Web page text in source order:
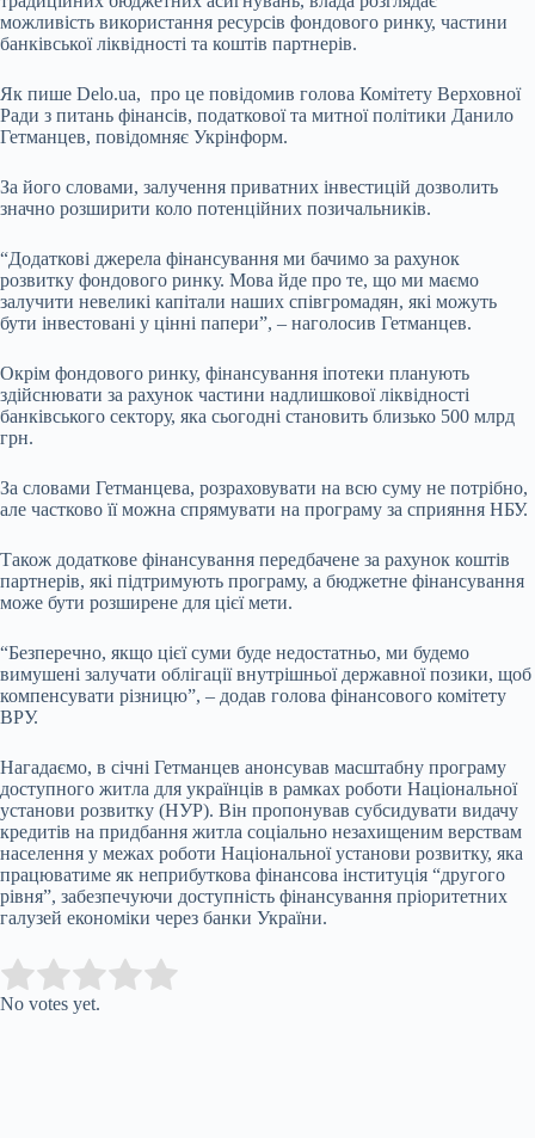
можливість використання ресурсів фондового ринку, частини
банківської ліквідності та коштів партнерів.
Як пише Delo.ua, про це повідомив голова Комітету Верховної
Ради з питань фінансів, податкової та митної політики Данило
Гетманцев, повідомняє Укрінформ.
За його словами, залучення приватних інвестицій дозволить
значно розширити коло потенційних позичальників.
“Додаткові джерела фінансування ми бачимо за рахунок
розвитку фондового ринку. Мова йде про те, що ми маємо
залучити невеликі капітали наших співгромадян, які можуть
бути інвестовані у цінні папери”, – наголосив Гетманцев.
Окрім фондового ринку, фінансування іпотеки планують
здійснювати за рахунок частини надлишкової ліквідності
банківського сектору, яка сьогодні становить близько 500 млрд
грн.
За словами Гетманцева, розраховувати на всю суму не потрібно,
але частково її можна спрямувати на програму за сприяння НБУ.
Також додаткове фінансування передбачене за рахунок коштів
партнерів, які підтримують програму, а бюджетне фінансування
може бути розширене для цієї мети.
“Безперечно, якщо цієї суми буде недостатньо, ми будемо
вимушені залучати облігації внутрішньої державної позики, щоб
компенсувати різницю”, – додав голова фінансового комітету
ВРУ.
Нагадаємо, в січні Гетманцев анонсував масштабну програму
доступного житла для українців в рамках роботи Національної
установи розвитку (НУР). Він пропонував субсидувати видачу
кредитів на придбання житла соціально незахищеним верствам
населення у межах роботи Національної установи розвитку, яка
працюватиме як неприбуткова фінансова інституція “другого
рівня”, забезпечуючи доступність фінансування пріоритетних
галузей економіки через банки України.
Rate this item:
No votes yet.